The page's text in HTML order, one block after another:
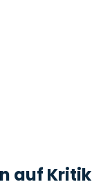
auf Kritik